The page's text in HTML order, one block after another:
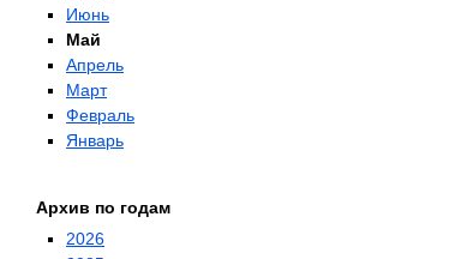
Июнь
Май
Апрель
Март
Февраль
Январь
Архив по годам
2026